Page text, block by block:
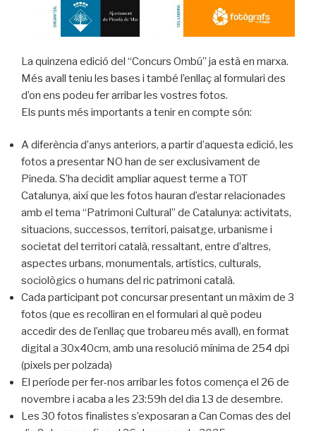
La quinzena edició del “Concurs Ombú” ja està en marxa.
Més avall teniu les bases i també l’enllaç al formulari des
d’on ens podeu fer arribar les vostres fotos.
Els punts més importants a tenir en compte són:
A diferència d’anys anteriors, a partir d’aquesta edició, les
fotos a presentar NO han de ser exclusivament de
Pineda. S’ha decidit ampliar aquest terme a TOT
Catalunya, així que les fotos hauran d’estar relacionades
amb el tema “Patrimoni Cultural” de Catalunya: activitats,
situacions, successos, territori, paisatge, urbanisme i
societat del territori català, ressaltant, entre d’altres,
aspectes urbans, monumentals, artístics, culturals,
sociològics o humans del ric patrimoni català.
Cada participant pot concursar presentant un màxim de 3
fotos (que es recolliran en el formulari al què podeu
accedir des de l’enllaç que trobareu més avall), en format
digital a 30x40cm, amb una resolució mínima de 254 dpi
(pixels per polzada)
El període per fer-nos arribar les fotos comença el 26 de
novembre i acaba a les 23:59h del dia 13 de desembre.
Les 30 fotos finalistes s’exposaran a Can Comas des del